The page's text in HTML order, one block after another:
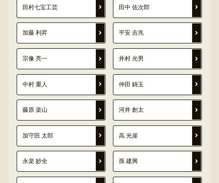
田村七宝工芸 田中 佐次郎
加藤 利昇 平安 吉兆
宗像 亮一 井村 光男
中村 重人 仲田 錦玉
藤原 楽山 河井 創太
加守田 太郎 高 光崖
永楽 妙全 孫 建興